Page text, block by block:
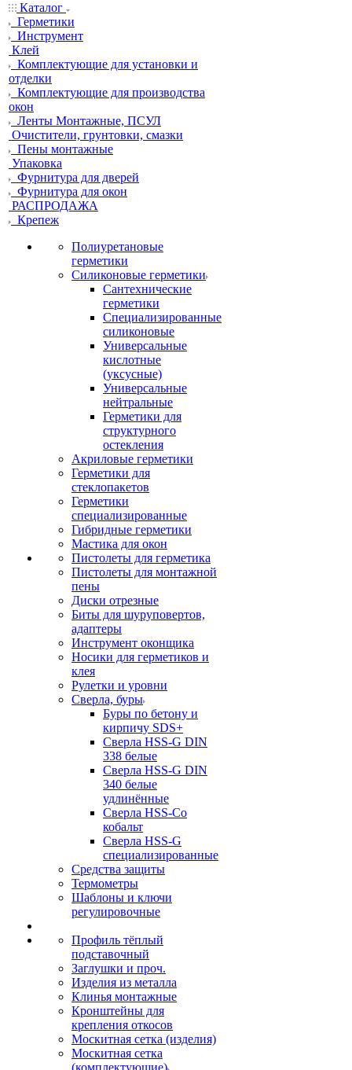
Каталог
Герметики
Инструмент
Клей
Комплектующие для установки и
отделки
Комплектующие для производства
окон
Ленты Монтажные, ПСУЛ
Очистители, грунтовки, смазки
Пены монтажные
Упаковка
Фурнитура для дверей
Фурнитура для окон
РАСПРОДАЖА
Крепеж
Полиуретановые
герметики
Силиконовые герметики
Сантехнические
герметики
Специализированные
силиконовые
Универсальные
кислотные
(уксусные)
Универсальные
нейтральные
Герметики для
структурного
остекления
Акриловые герметики
Герметики для
стеклопакетов
Герметики
специализированные
Гибридные герметики
Мастика для окон
Пистолеты для герметика
Пистолеты для монтажной
пены
Диски отрезные
Биты для шуруповертов,
адаптеры
Инструмент оконщика
Носики для герметиков и
клея
Рулетки и уровни
Сверла, буры
Буры по бетону и
кирпичу SDS+
Сверла HSS-G DIN
338 белые
Сверла HSS-G DIN
340 белые
удлинённые
Сверла HSS-Co
кобальт
Сверла HSS-G
специализированные
Средства защиты
Термометры
Шаблоны и ключи
регулировочные
Профиль тёплый
подставочный
Заглушки и проч.
Изделия из металла
Клинья монтажные
Кронштейны для
крепления откосов
Москитная сетка (изделия)
Москитная сетка
(комплектующие)